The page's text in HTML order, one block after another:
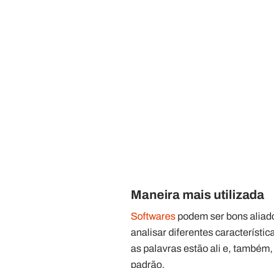
Maneira mais utilizada
Softwares podem ser bons
analisar diferentes
as palavras estão ali e,
padrão.